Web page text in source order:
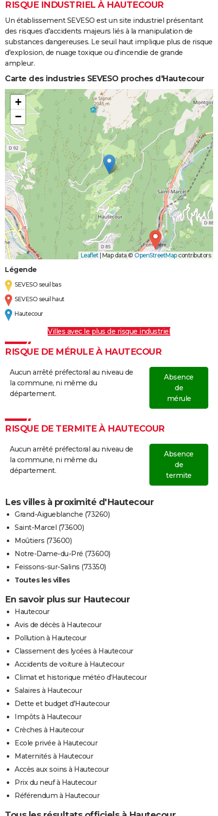
RISQUE INDUSTRIEL À HAUTECOUR
Un établissement SEVESO est un site industriel présentant
des risques d'accidents majeurs liés à la manipulation de
substances dangereuses. Le seuil haut implique plus de risque
d'explosion, de nuage toxique ou d'incendie de grande
ampleur.
Carte des industries SEVESO proches d'Hautecour
+
−
Leaflet Map data ©OpenStreetMapcontributors
Légende
SEVESO seuil bas
SEVESO seuil haut
Hautecour
Villes avec le plus de risque industriel
RISQUE DE MÉRULE À HAUTECOUR
Aucun arrêté préfectoral au niveau de
la commune, ni même du
département.
Absence
de
mérule
RISQUE DE TERMITE À HAUTECOUR
Aucun arrêté préfectoral au niveau de
la commune, ni même du
département.
Absence
de
termite
Les villes à proximité d'Hautecour
Grand-Aigueblanche (73260)
Saint-Marcel (73600)
Moûtiers (73600)
Notre-Dame-du-Pré (73600)
Feissons-sur-Salins (73350)
Toutes les villes
En savoir plus sur Hautecour
Hautecour
Avis de décès à Hautecour
Pollution à Hautecour
Classement des lycées à Hautecour
Accidents de voiture à Hautecour
Climat et historique météo d'Hautecour
Salaires à Hautecour
Dette et budget d'Hautecour
Impôts à Hautecour
Crèches à Hautecour
Ecole privée à Hautecour
Maternités à Hautecour
Accès aux soins à Hautecour
Prix du neuf à Hautecour
Référendum à Hautecour